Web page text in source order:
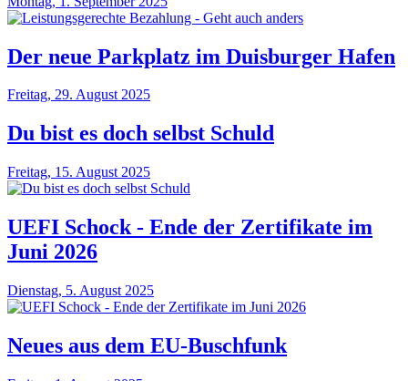
Der neue Parkplatz im Duisburger Hafen
Freitag, 29. August 2025
Du bist es doch selbst Schuld
Freitag, 15. August 2025
UEFI Schock - Ende der Zertifikate im
Juni 2026
Dienstag, 5. August 2025
Neues aus dem EU-Buschfunk